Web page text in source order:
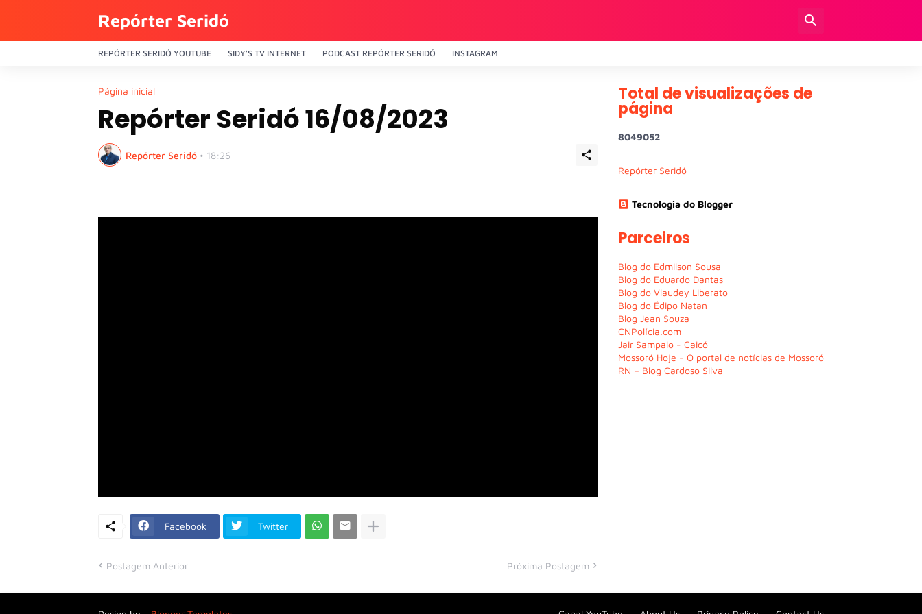
Repórter Seridó
REPÓRTER SERIDÓ YOUTUBE SIDY'S TV INTERNET PODCAST REPÓRTER SERIDÓ INSTAGRAM
Página inicial
Repórter Seridó 16/08/2023
Repórter Seridó • 18:26
Facebook Twitter
Postagem Anterior Próxima Postagem
Total de visualizações de
página
8049052
Repórter Seridó
Tecnologia do Blogger
Parceiros
Blog do Edmilson Sousa
Blog do Eduardo Dantas
Blog do Vlaudey Liberato
Blog do Édipo Natan
Blog Jean Souza
CNPolícia.com
Jair Sampaio - Caicó
Mossoró Hoje - O portal de notícias de Mossoró
RN – Blog Cardoso Silva